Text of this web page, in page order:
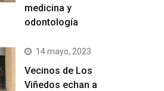
medicina y
odontología
14 mayo, 2023
Vecinos de Los
Viñedos echan a